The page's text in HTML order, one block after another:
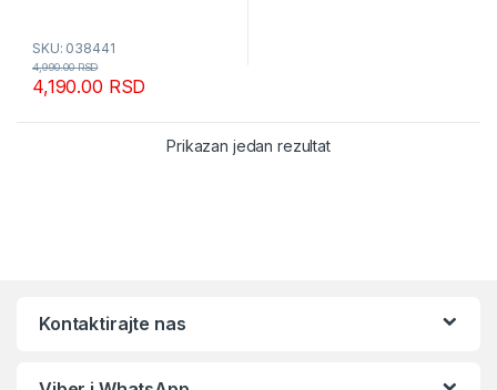
SKU: 038441
4,190.00 RSD
4,990.00RSD
Prikazan jedan rezultat
Kontaktirajte nas